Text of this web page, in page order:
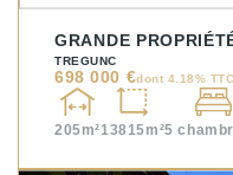
GRANDE
TREGUNC
698 000 €dont 4.18%
205m²13815m²5